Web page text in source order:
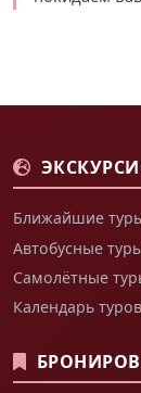
Ближайшие
Автобусные
Самолётные
Календарь туров